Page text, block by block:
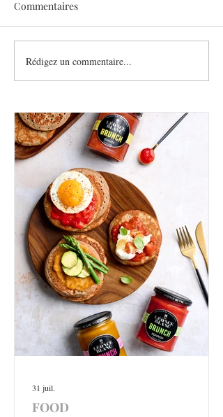
Commentaires
Rédigez un commentaire...
FOOD
31 juil.